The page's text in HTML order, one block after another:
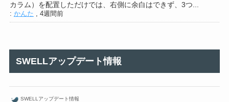
カラム）を配置しただけでは、右側に余白はできず、3つ...
: かんた , 4週間前
SWELLアップデート情報
SWELLアップデート情報